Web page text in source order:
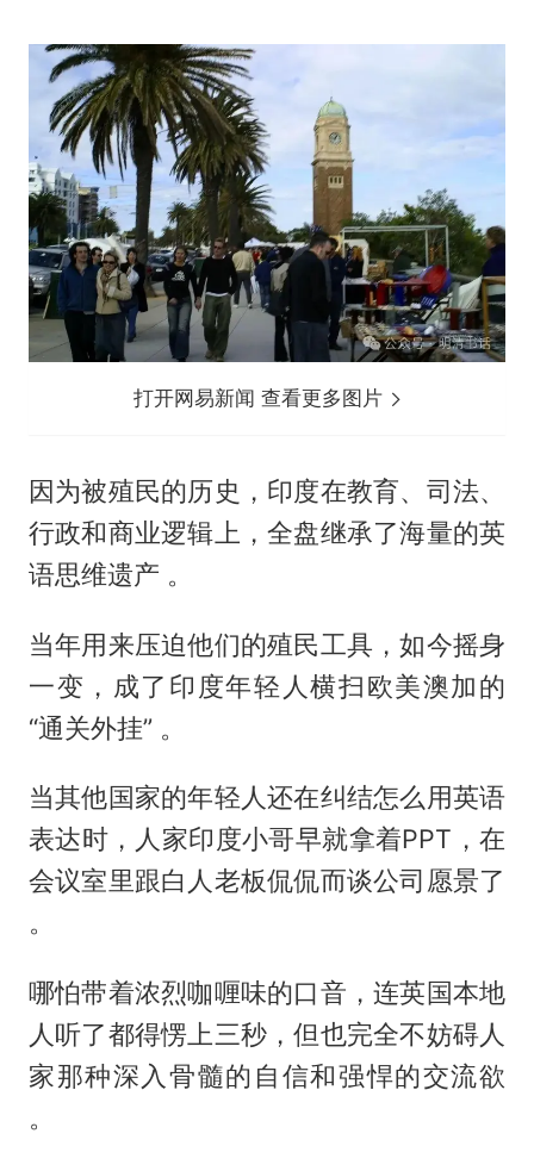
打开网易新闻 查看更多图片
因为被殖民的历史，印度在教育、司法、
行政和商业逻辑上，全盘继承了海量的英
语思维遗产 。
当年用来压迫他们的殖民工具，如今摇身
一变，成了印度年轻人横扫欧美澳加的
“通关外挂” 。
当其他国家的年轻人还在纠结怎么用英语
表达时，人家印度小哥早就拿着PPT，在
会议室里跟白人老板侃侃而谈公司愿景了
。
哪怕带着浓烈咖喱味的口音，连英国本地
人听了都得愣上三秒，但也完全不妨碍人
家那种深入骨髓的自信和强悍的交流欲
。